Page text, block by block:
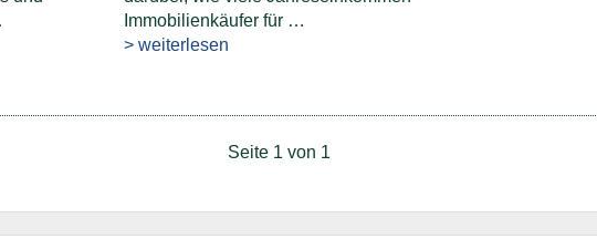
Immobilienkäufer für …
> weiterlesen
Seite 1 von 1